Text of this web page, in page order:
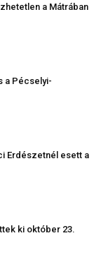
a Mátrában
a Pécselyi-
Erdészetnél esett a
ki október 23.